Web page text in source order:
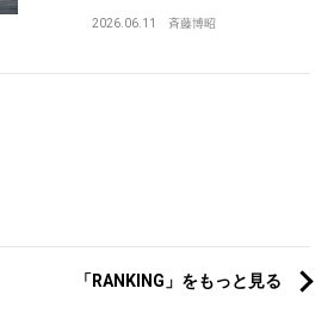
2026.06.11 斉藤博昭
「RANKING」をもっと見る